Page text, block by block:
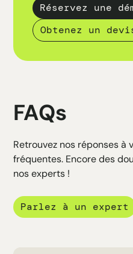
Réservez une
Obtenez un
FAQs
Retrouvez nos réponses à
fréquentes. Encore des
nos experts !
Parlez à un expert